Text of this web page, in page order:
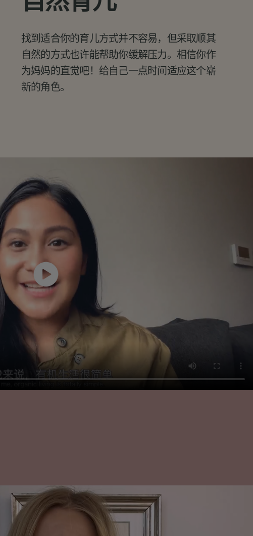
找到适合你的育儿方式并不容易，但采取顺其
自然的方式也许能帮助你缓解压力。相信你作
为妈妈的直觉吧！给自己一点时间适应这个崭
新的角色。